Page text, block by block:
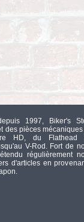
1997, Biker's
des pièces
HD, du Flathead
V-Rod. Fort de
régulièrement
d'articles en